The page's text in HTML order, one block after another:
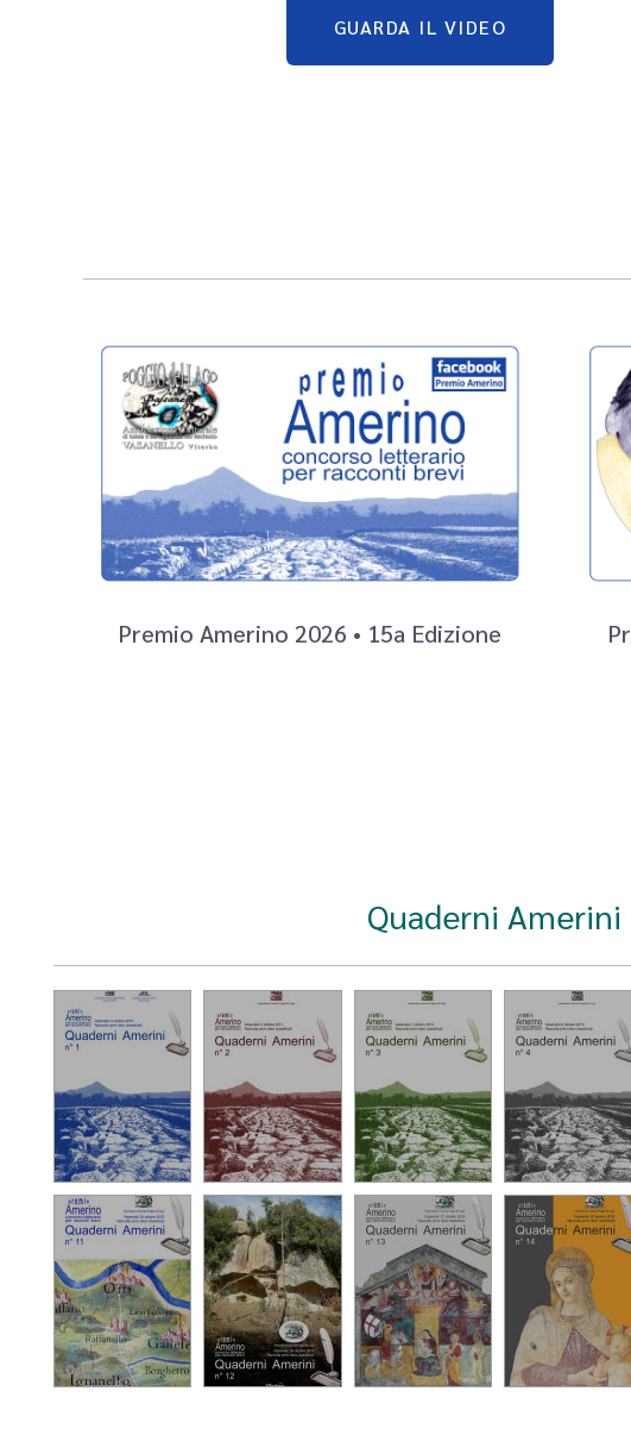
GUARDA IL VIDEO
Premio Amerino 2026 • 15a Edizione
Quaderni